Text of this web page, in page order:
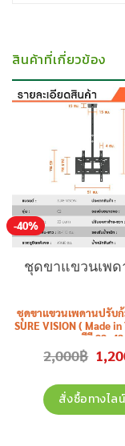
สินค้าที่เกี่ยวข้อง
-40%
ชุดขาแขวนเพด
ชุดขาแขวนเพดานปรับก้
SURE VISION ( Made
ขนาดจอทีวี 22 -42
(แต่สามารถแขวนจอ 43
ตั้ง
2,000฿ price
สั่งซื้อทางไลน์